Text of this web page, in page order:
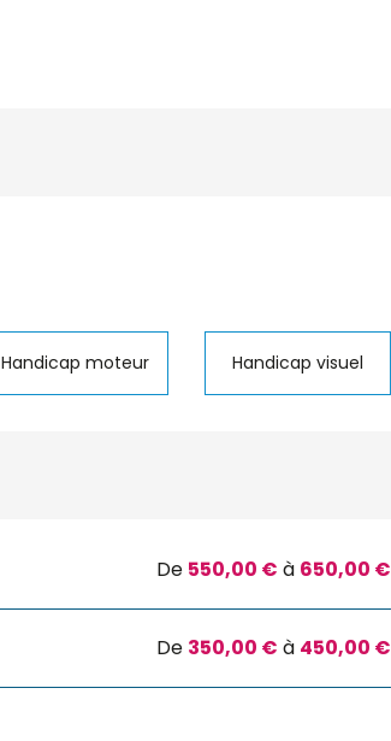
Handicap moteur Handicap visuel
De 550,00 € à 650,00 €
De 350,00 € à 450,00 €